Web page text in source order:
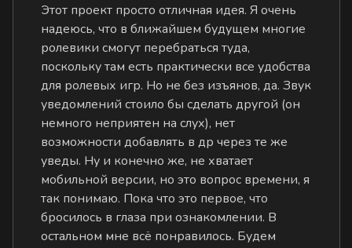
Этот проект просто отличная идея. Я очень
надеюсь, что в ближайшем будущем многие
ролевики смогут перебраться туда,
поскольку там есть практически все удобства
для ролевых игр. Но не без изъянов, да. Звук
уведомлений стоило бы сделать другой (он
немного неприятен на слух), нет
возможности добавлять в др через те же
уведы. Ну и конечно же, не хватает
мобильной версии, но это вопрос времени, я
так понимаю. Пока что это первое, что
бросилось в глаза при ознакомлении. В
остальном мне всё понравилось. Будем